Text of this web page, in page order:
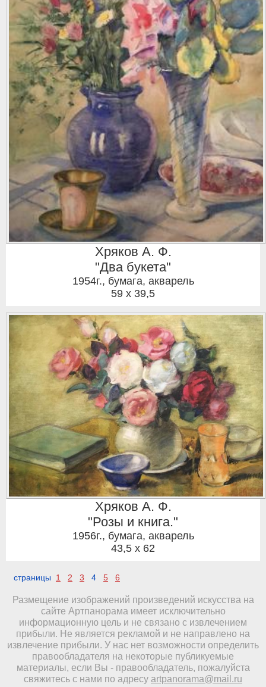
Хряков А. Ф.
"Два букета"
1954г., бумага, акварель
59 x 39,5
Хряков А. Ф.
"Розы и книга."
1956г., бумага, акварель
43,5 x 62
страницы 1 2 3 4 5 6
Размещение изображений произведений искусства на
сайте Артпанорама имеет исключительно
информационную цель и не связано с извлечением
прибыли. Не является рекламой и не направлено на
извлечение прибыли. У нас нет возможности определить
правообладателя на некоторые публикуемые
материалы, если Вы - правообладатель, пожалуйста
свяжитесь с нами по адресу artpanorama@mail.ru